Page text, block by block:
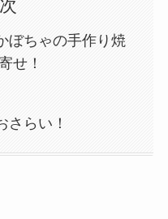
ぼちゃの手作り焼
せ！
さらい！